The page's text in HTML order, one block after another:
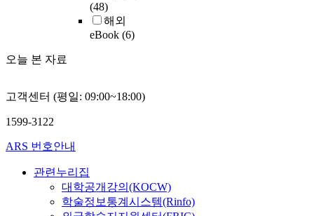
(48)
해외
eBook (6)
오늘 본 자료
고객센터 (평일: 09:00~18:00)
1599-3122
ARS 번호안내
관련누리집
대학공개강의(KOCW)
학술정보통계시스템(Rinfo)